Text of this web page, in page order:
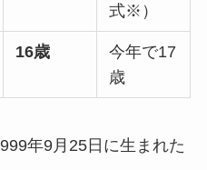
式※）
16歳
今年で17
歳
年9月25日に生まれた